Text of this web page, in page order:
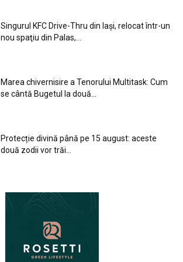
Singurul KFC Drive-Thru din Iași, relocat într-un
nou spaţiu din Palas,...
Marea chivernisire a Tenorului Multitask: Cum
se cântă Bugetul la două...
Protecție divină până pe 15 august: aceste
două zodii vor trăi...